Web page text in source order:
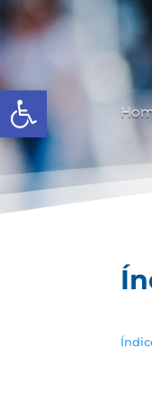
Abrir barra de